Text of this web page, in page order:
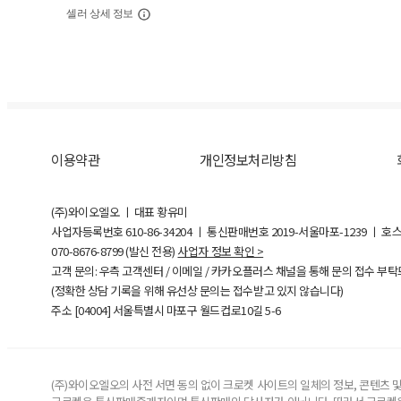
셀러 상세 정보
이용약관 개인정보처리방침
(주)와이오엘오 ㅣ 대표 황유미
사업자등록번호610-86-34204ㅣ 통신판매번호 2019-서울마포-1239 ㅣ 호
070-8676-8799 (발신 전용) 사업자 정보 확인 >
고객 문의: 우측 고객센터 / 이메일 / 카카오플러스 채널을 통해 문의 접수 부
(정확한 상담 기록을 위해 유선상 문의는 접수받고 있지 않습니다)
주소 [04004] 서울특별시 마포구 월드컵로10길5-6
(주)와이오엘오의 사전 서면 동의 없이 크로켓 사이트의 일체의 정보, 콘텐츠